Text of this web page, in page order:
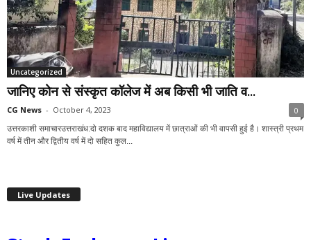
Uncategorized
जानिए कोन से संस्कृत कॉलेज में अब किसी भी जाति व...
CG News - October 4, 2023 0
उत्तरकाशी समाचारउत्तराखंध:दो दशक बाद महाविद्यालय में छात्राओं की भी वापसी हुई है। शास्त्री प्रथम
वर्ष में तीन और द्वितीय वर्ष में दो सहित कुल...
Live Updates